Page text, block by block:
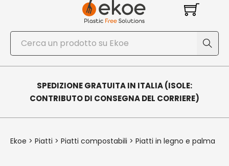
Cerca
SPEDIZIONE GRATUITA IN ITALIA (ISOLE:
CONTRIBUTO DI CONSEGNA DEL CORRIERE)
Ekoe > Piatti > Piatti compostabili > Piatti in legno e palma